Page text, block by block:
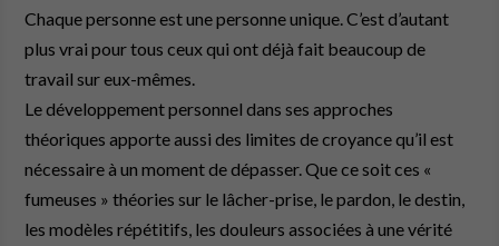
Chaque personne est une personne unique. C’est d’autant
plus vrai pour tous ceux qui ont déjà fait beaucoup de
travail sur eux-mêmes.
Le développement personnel dans ses approches
théoriques apporte aussi des limites de croyance qu’il est
nécessaire à un moment de dépasser. Que ce soit ces «
fumeuses » théories sur le lâcher-prise, le pardon, le destin,
les modèles répétitifs, les douleurs associées à une vérité